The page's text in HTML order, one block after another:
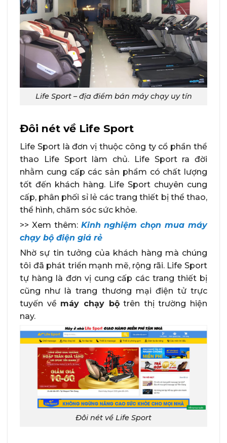
Life Sport – địa điểm bán máy chạy uy tín
Đôi nét về Life Sport
Life Sport là đơn vị thuộc công ty cổ phần thể
thao Life Sport làm chủ. Life Sport ra đời
nhằm cung cấp các sản phẩm có chất lượng
tốt đến khách hàng. Life Sport chuyên cung
cấp, phân phối sỉ lẻ các trang thiết bị thể thao,
thể hình, chăm sóc sức khỏe.
>> Xem thêm: Kinh nghiệm chọn mua máy
chạy bộ điện giá rẻ
Nhờ sự tin tưởng của khách hàng mà chúng
tôi đã phát triển mạnh mẽ, rộng rãi. Life Sport
tự hàng là đơn vị cung cấp các trang thiết bị
cũng như là trang thương mại điện tử trực
tuyến về máy chạy bộtrên thị trường hiện
nay.
Đôi nét về Life Sport